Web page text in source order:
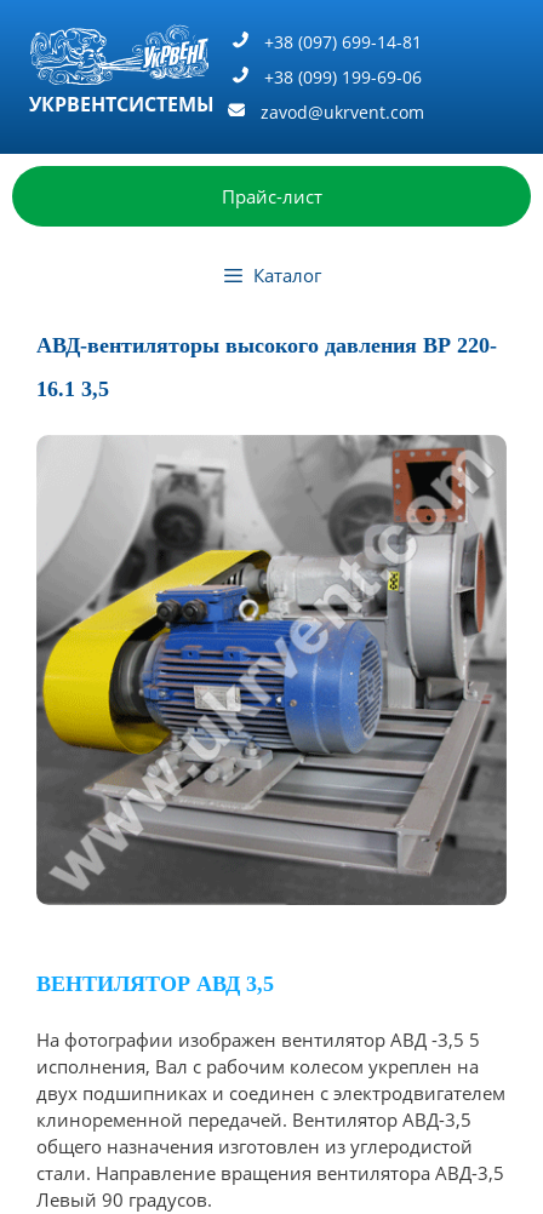
содержимому
УКРВЕНТСИСТЕМЫ
+38 (097) 699-14-81
+38 (099) 199-69-06
zavod@ukrvent.com
Прайс-лист
Каталог
АВД-вентиляторы высокого давления ВР 220-
16.1 3,5
ВЕНТИЛЯТОР АВД 3,5
На фотографии изображен вентилятор АВД -3,5 5
исполнения, Вал с рабочим колесом укреплен на
двух подшипниках и соединен с электродвигателем
клиноременной передачей. Вентилятор АВД-3,5
общего назначения изготовлен из углеродистой
стали. Направление вращения вентилятора АВД-3,5
Левый 90 градусов.